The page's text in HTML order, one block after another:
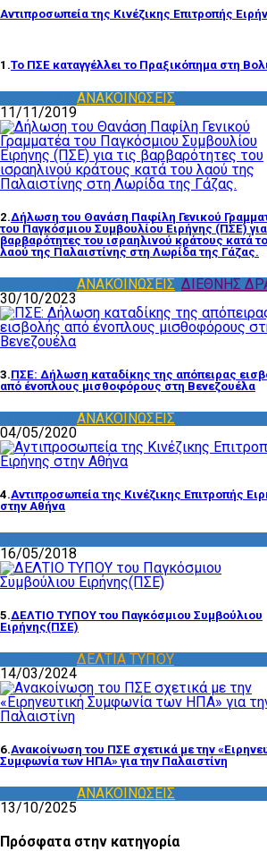
Αντιπροσωπεία της Κινέζικης Επιτροπής
1.Το ΠΣΕ καταγγέλλει το Πραξικόπημα στη
ΑΝΑΚΟΙΝΩΣΕΙΣ
11/11/2019
2.Δήλωση του Θανάση Παφίλη Γενικού
του Παγκόσμιου Συμβουλίου Ειρήνης (ΠΣΕ) για
βαρβαρότητες του ισραηλινού κράτους κατά
λαού της Παλαιστίνης στη Λωρίδα της Γάζας.
ΑΝΑΚΟΙΝΩΣΕΙΣ ΔΙΕΘΝΗΣ
30/10/2023
3.ΠΣΕ: Δήλωση καταδίκης της απόπειρας
από ένοπλους μισθοφόρους στη Βενεζουέλα
ΑΝΑΚΟΙΝΩΣΕΙΣ
04/05/2020
4.Αντιπροσωπεία της Κινέζικης Επιτροπής
στην Αθήνα
16/05/2018
5.ΔΕΛΤΙΟ ΤΥΠΟΥ του Παγκόσμιου Συμβούλιου
Ειρήνης(ΠΣΕ)
ΔΕΛΤΙΑ ΤΥΠΟΥ
14/03/2024
6.Ανακοίνωση του ΠΣΕ σχετικά με την
Συμφωνία των ΗΠΑ» για την Παλαιστίνη
ΑΝΑΚΟΙΝΩΣΕΙΣ
13/10/2025
Πρόσφατα στην κατηγορία